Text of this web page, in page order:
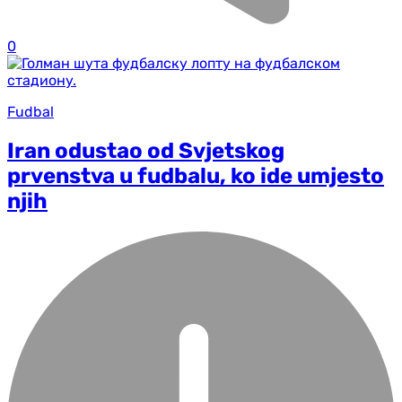
0
Fudbal
Iran odustao od Svjetskog
prvenstva u fudbalu, ko ide umjesto
njih